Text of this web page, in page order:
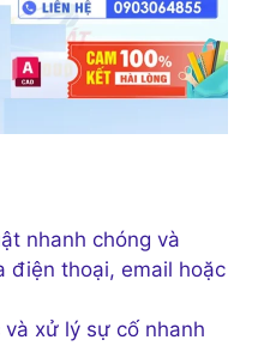
nhanh chóng và
điện thoại, email hoặc
xử lý sự cố nhanh